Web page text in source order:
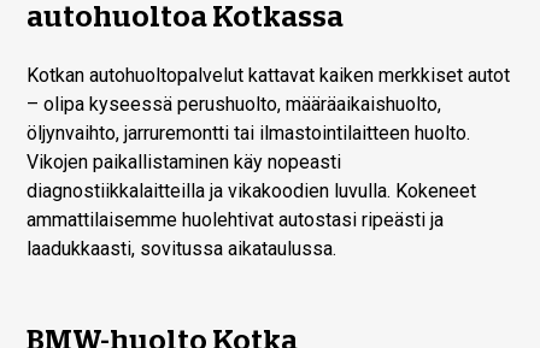
autohuoltoa Kotkassa
Kotkan autohuoltopalvelut kattavat kaiken merkkiset autot
– olipa kyseessä perushuolto, määräaikaishuolto,
öljynvaihto, jarruremontti tai ilmastointilaitteen huolto.
Vikojen paikallistaminen käy nopeasti
diagnostiikkalaitteilla ja vikakoodien luvulla. Kokeneet
ammattilaisemme huolehtivat autostasi ripeästi ja
laadukkaasti, sovitussa aikataulussa.
BMW-huolto Kotka